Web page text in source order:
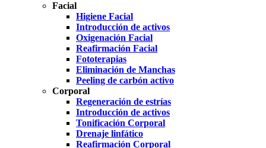
Facial
Higiene Facial
Introducción de activos
Oxigenación Facial
Reafirmación Facial
Fototerapias
Eliminación de Manchas
Peeling de carbón activo
Corporal
Regeneración de estrías
Introducción de activos
Tonificación Corporal
Drenaje linfático
Reafirmación Corporal